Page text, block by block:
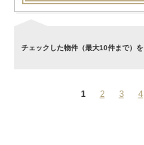
チェックした物件（最大10件まで）を
1 2 3 4